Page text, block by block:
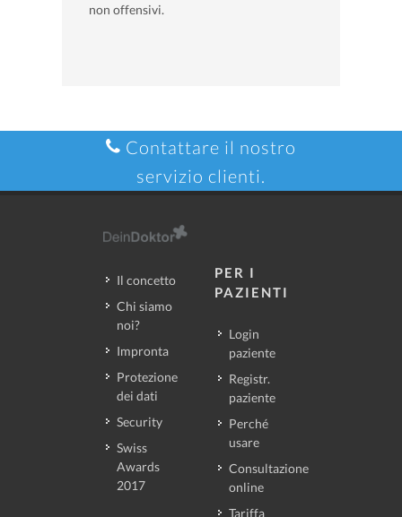
non offensivi.
Contattare il nostro
servizio clienti.
Il concetto
Chi siamo
noi?
Impronta
Protezione
dei dati
Security
Swiss
Awards
2017
PER I
PAZIENTI
Login
paziente
Registr.
paziente
Perché
usare
Consultazione
online
Tariffa